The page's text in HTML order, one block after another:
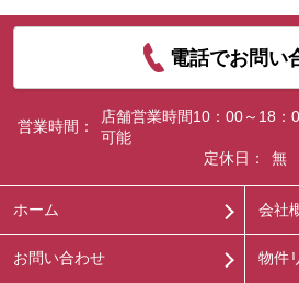
電話でお問い
営業時間：
店舗営業時間10：00～18：
可能
定休日：
無
ホーム 会社
お問い合わせ 物件